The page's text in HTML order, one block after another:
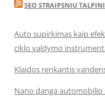
SEO STRAIPSNIU
Auto supirkimas kaip
ciklo valdymo
Klaidos renkantis
Nano danga automobilio